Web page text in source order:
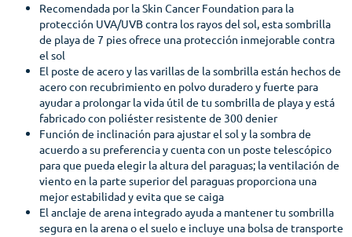
Recomendada por la Skin Cancer Foundation para la
protección UVA/UVB contra los rayos del sol, esta sombrilla
de playa de 7 pies ofrece una protección inmejorable contra
el sol
El poste de acero y las varillas de la sombrilla están hechos de
acero con recubrimiento en polvo duradero y fuerte para
ayudar a prolongar la vida útil de tu sombrilla de playa y está
fabricado con poliéster resistente de 300 denier
Función de inclinación para ajustar el sol y la sombra de
acuerdo a su preferencia y cuenta con un poste telescópico
para que pueda elegir la altura del paraguas; la ventilación de
viento en la parte superior del paraguas proporciona una
mejor estabilidad y evita que se caiga
El anclaje de arena integrado ayuda a mantener tu sombrilla
segura en la arena o el suelo e incluye una bolsa de transporte